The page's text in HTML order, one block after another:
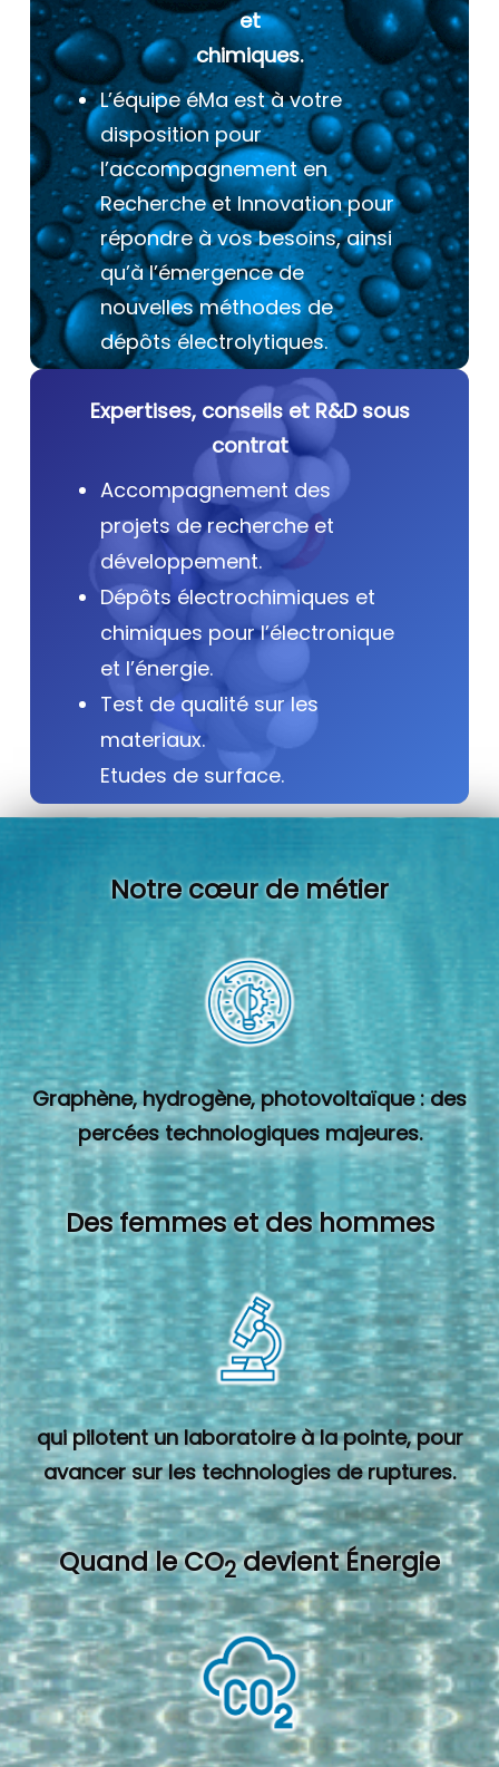
et
chimiques.
L’équipe éMa est à votre
disposition pour
l’accompagnement en
Recherche et Innovation pour
répondre à vos besoins, ainsi
qu’à l’émergence de
nouvelles méthodes de
dépôts électrolytiques.
Expertises, conseils et R&D sous
contrat
Accompagnement des
projets de recherche et
développement.
Dépôts électrochimiques et
chimiques pour l’électronique
et l’énergie.
Test de qualité sur les
materiaux.
Etudes de surface.
Notre cœur de métier
Graphène, hydrogène, photovoltaïque : des
percées technologiques majeures.
Des femmes et des hommes
qui pilotent un laboratoire à la pointe, pour
avancer sur les technologies de ruptures.
Quand le CO2devient Énergie